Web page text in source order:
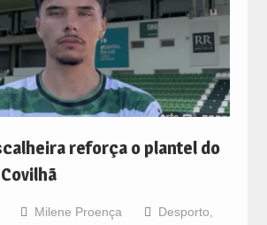
reforça o plantel do
Milene Proença Desporto,